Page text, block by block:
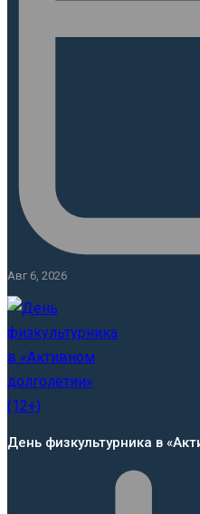
Авг 6, 2026
День физкультурника в